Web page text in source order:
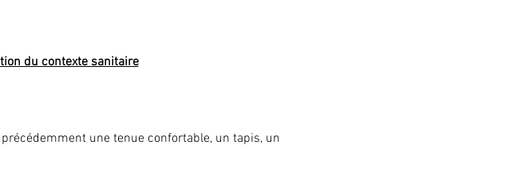
du contexte sanitaire
une tenue confortable, un tapis, un